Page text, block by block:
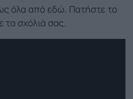
όλα από εδώ. Πατήστε το
τα σχόλιά σας.